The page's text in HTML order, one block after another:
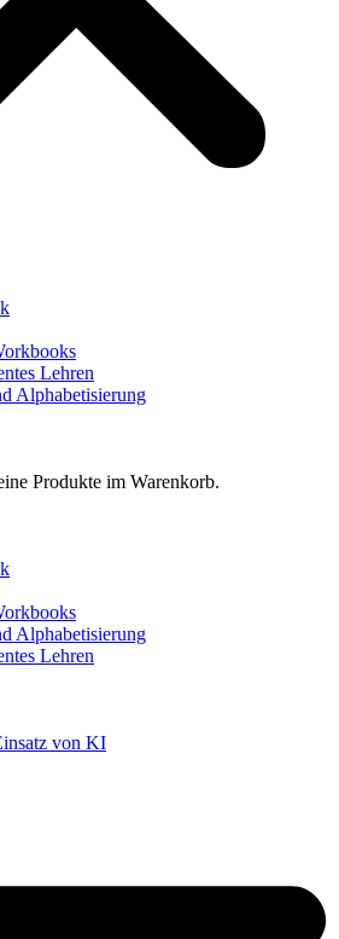
Lehren
Alphabetisierung
Produkte im Warenkorb.
Alphabetisierung
Lehren
von KI